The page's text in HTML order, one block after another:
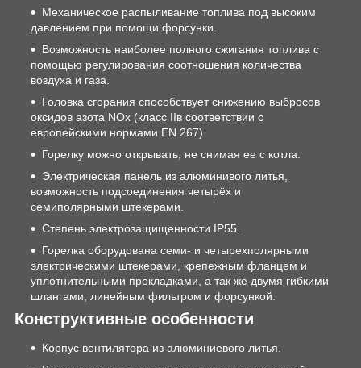
Механическое распыливание топлива под высоким
давлением при помощи форсунки.
Возможность наиболее полного сжигания топлива с
помощью регулирования соотношения количества
воздуха и газа.
Головка cгорания способствует снижению выбросов
оксидов азота NOx (класс IIв соответствии с
европейскими нормами EN 267)
Горелку можно открывать, не снимая ее с котла.
Электрическая панель из алюминивого литья,
возможность подсоединения четырёх и
семиполярными штекерами.
Степень электрозащищенности IP55.
Горелка оборудована семи- и четырехполярными
электрическими штекерами, крепежным фланцем и
уплотнительными прокладками, а так же двумя гибкими
шлангами, линейным фильтром и форсункой.
Конструктивные особенности
Корпус вентилятора из алюминиевого литья.